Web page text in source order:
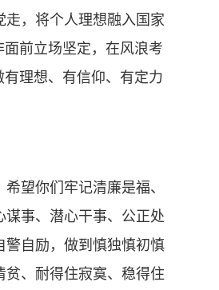
，将个人理想融入国家
前立场坚定，在风浪考
理想、有信仰、有定力
望你们牢记清廉是福、
谋事、潜心干事、公正处
警自励，做到慎独慎初慎
、耐得住寂寞、稳得住